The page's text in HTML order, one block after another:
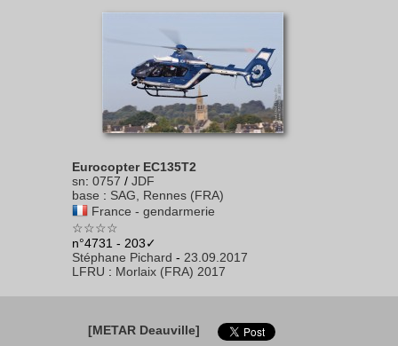
Eurocopter EC135T2
sn: 0757 / JDF
base : SAG, Rennes (FRA)
France - gendarmerie
☆☆☆☆
n°4731 - 203✓
Stéphane Pichard - 23.09.2017
LFRU : Morlaix (FRA) 2017
[METAR Deauville]